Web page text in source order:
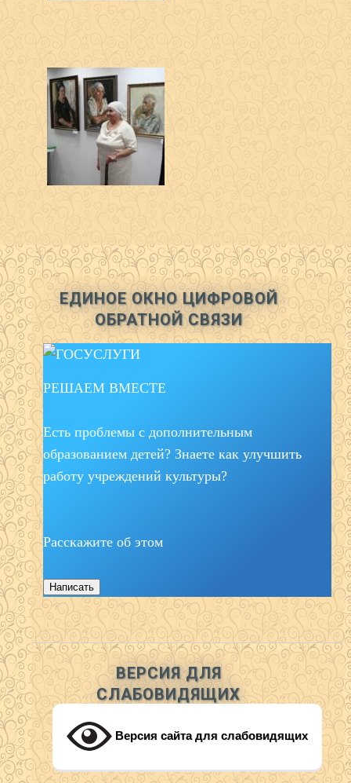
ЕДИНОЕ ОКНО ЦИФРОВОЙ
ОБРАТНОЙ СВЯЗИ
РЕШАЕМ ВМЕСТЕ
Есть проблемы с дополнительным
образованием детей? Знаете как улучшить
работу учреждений культуры?
Расскажите об этом
Написать
ВЕРСИЯ ДЛЯ
СЛАБОВИДЯЩИХ
Версия сайта для слабовидящих